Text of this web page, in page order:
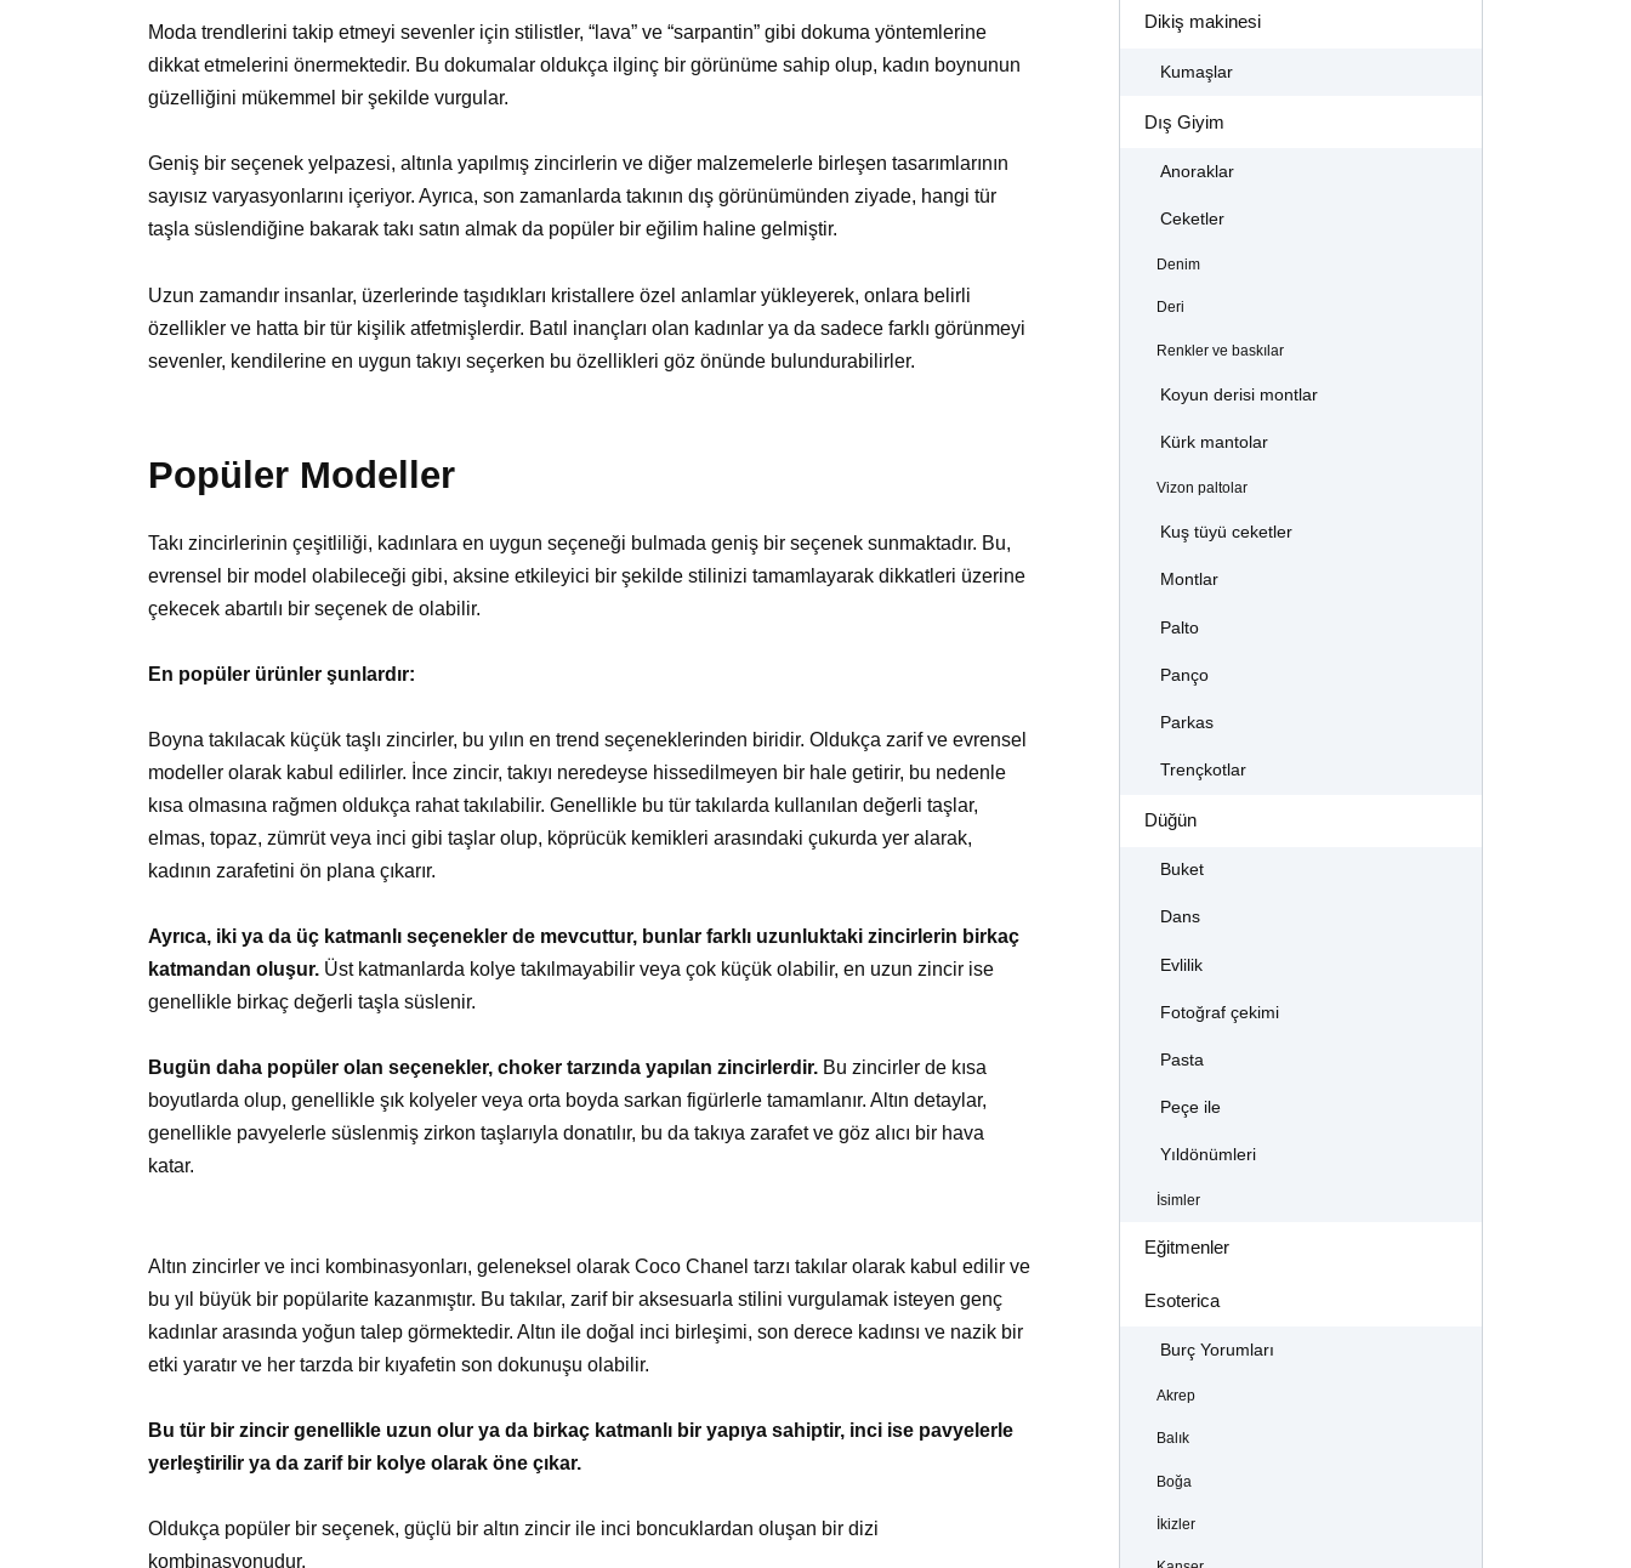
Moda trendlerini takip etmeyi sevenler için stilistler, “lava” ve “sarpantin” gibi dokuma yöntemlerine
dikkat etmelerini önermektedir. Bu dokumalar oldukça ilginç bir görünüme sahip olup, kadın boynunun
güzelliğini mükemmel bir şekilde vurgular.
Geniş bir seçenek yelpazesi, altınla yapılmış zincirlerin ve diğer malzemelerle birleşen tasarımlarının
sayısız varyasyonlarını içeriyor. Ayrıca, son zamanlarda takının dış görünümünden ziyade, hangi tür
taşla süslendiğine bakarak takı satın almak da popüler bir eğilim haline gelmiştir.
Uzun zamandır insanlar, üzerlerinde taşıdıkları kristallere özel anlamlar yükleyerek, onlara belirli
özellikler ve hatta bir tür kişilik atfetmişlerdir. Batıl inançları olan kadınlar ya da sadece farklı görünmeyi
sevenler, kendilerine en uygun takıyı seçerken bu özellikleri göz önünde bulundurabilirler.
Popüler Modeller
Takı zincirlerinin çeşitliliği, kadınlara en uygun seçeneği bulmada geniş bir seçenek sunmaktadır. Bu,
evrensel bir model olabileceği gibi, aksine etkileyici bir şekilde stilinizi tamamlayarak dikkatleri üzerine
çekecek abartılı bir seçenek de olabilir.
En popüler ürünler şunlardır:
Boyna takılacak küçük taşlı zincirler, bu yılın en trend seçeneklerinden biridir. Oldukça zarif ve evrensel
modeller olarak kabul edilirler. İnce zincir, takıyı neredeyse hissedilmeyen bir hale getirir, bu nedenle
kısa olmasına rağmen oldukça rahat takılabilir. Genellikle bu tür takılarda kullanılan değerli taşlar,
elmas, topaz, zümrüt veya inci gibi taşlar olup, köprücük kemikleri arasındaki çukurda yer alarak,
kadının zarafetini ön plana çıkarır.
Ayrıca, iki ya da üç katmanlı seçenekler de mevcuttur, bunlar farklı uzunluktaki zincirlerin birkaç
katmandan oluşur. Üst katmanlarda kolye takılmayabilir veya çok küçük olabilir, en uzun zincir ise
genellikle birkaç değerli taşla süslenir.
Bugün daha popüler olan seçenekler, choker tarzında yapılan zincirlerdir. Bu zincirler de kısa
boyutlarda olup, genellikle şık kolyeler veya orta boyda sarkan figürlerle tamamlanır. Altın detaylar,
genellikle pavyelerle süslenmiş zirkon taşlarıyla donatılır, bu da takıya zarafet ve göz alıcı bir hava
katar.
Altın zincirler ve inci kombinasyonları, geleneksel olarak Coco Chanel tarzı takılar olarak kabul edilir ve
bu yıl büyük bir popülarite kazanmıştır. Bu takılar, zarif bir aksesuarla stilini vurgulamak isteyen genç
kadınlar arasında yoğun talep görmektedir. Altın ile doğal inci birleşimi, son derece kadınsı ve nazik bir
etki yaratır ve her tarzda bir kıyafetin son dokunuşu olabilir.
Bu tür bir zincir genellikle uzun olur ya da birkaç katmanlı bir yapıya sahiptir, inci ise pavyelerle
yerleştirilir ya da zarif bir kolye olarak öne çıkar.
Oldukça popüler bir seçenek, güçlü bir altın zincir ile inci boncuklardan oluşan bir dizi
kombinasyonudur.
Dikiş makinesi
Kumaşlar
Dış Giyim
Anoraklar
Ceketler
Denim
Deri
Renkler ve baskılar
Koyun derisi montlar
Kürk mantolar
Vizon paltolar
Kuş tüyü ceketler
Montlar
Palto
Panço
Parkas
Trençkotlar
Düğün
Buket
Dans
Evlilik
Fotoğraf çekimi
Pasta
Peçe ile
Yıldönümleri
İsimler
Eğitmenler
Esoterica
Burç Yorumları
Akrep
Balık
Boğa
İkizler